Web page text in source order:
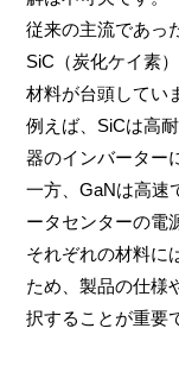
従来の主流であっ
SiC（炭化ケイ素
材料が台頭してい
例えば、SiCは高
器のインバーター
一方、GaNは高速
ータセンターの電
それぞれの材料に
ため、製品の仕様
択することが重要